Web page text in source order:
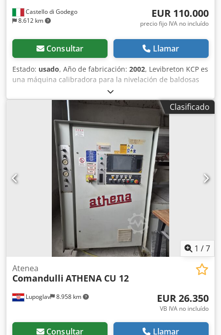
Castello di Godego
8.612 km
EUR 110.000
precio fijo IVA no incluído
Consultar Llamar
Estado: usado, Año de fabricación: 2002, Levibreton KCP es
una máquina calibradora para la nivelación de baldosas
de granito, que se desplazan sobre una cinta
transportadora, mediante una serie de herramientas
diamantadas. Esta máquina se basa en un concepto de
elaboración revolucionario, patentado por Breton, que
utiliza husillos calibradores con doble motorización: en
cada husillo, el primer motor asegura la rotación a baja
velocidad del cabezal portarrodillos, mientras que el
segundo motor asegura la rotación a alta velocidad de 6
rodillos radiales equipados con herramientas
diamantadas. Esta nueva tecnología ofrece las siguientes
ventajas: - rápida regulación del ancho de trabajo ya que
la sección de calibrado no requiere ninguna variación;
Cedpfx Asvuaxwoprerf - perfecta nivelación de la
superficie; - acabado superficial "afilado" que permite
reducir el número de unidades de nivelación sucesivas y,
en consecuencia, los costes de acabado.
Clasificado
1 /7
Lupoglav 8.958 km
Atenea
Comandulli ATHENA CU 12
EUR 26.350
VB IVA no incluído
Consultar Llamar